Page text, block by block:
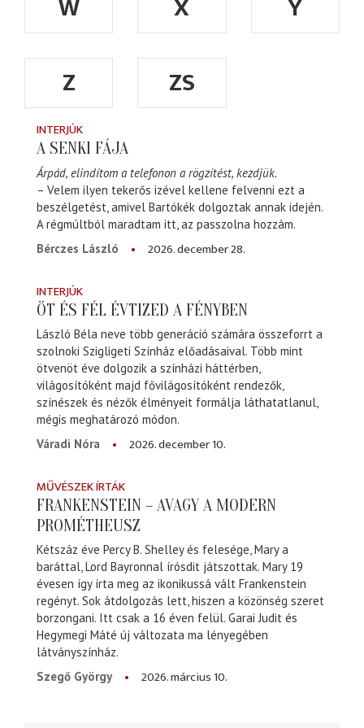
W X
Y
Z
ZS
INTERJÚK
A SENKI FÁJA
Árpád, elindítom a telefonon a rögzítést, kezdjük.
– Velem ilyen tekerős izével kellene felvenni ezt a
beszélgetést, amivel Bartókék dolgoztak annak idején.
A régmúltból maradtam itt, az passzolna hozzám.
Bérczes László
2026. december 28.
INTERJÚK
ÖT ÉS FÉL ÉVTIZED A FÉNYBEN
László Béla neve több generáció számára összeforrt a
szolnoki Szigligeti Színház előadásaival. Több mint
ötvenöt éve dolgozik a színházi háttérben,
világosítóként majd fővilágosítóként rendezők,
színészek és nézők élményeit formálja láthatatlanul,
mégis meghatározó módon.
Váradi Nóra
2026. december 10.
MŰVÉSZEK ÍRTÁK
FRANKENSTEIN – AVAGY A MODERN
PROMÉTHEUSZ
Kétszáz éve Percy B. Shelley és felesége, Mary a
baráttal, Lord Bayronnal írósdit játszottak. Mary 19
évesen így írta meg az ikonikussá vált Frankenstein
regényt. Sok átdolgozás lett, hiszen a közönség szeret
borzongani. Itt csak a 16 éven felül. Garai Judit és
Hegymegi Máté új változata ma lényegében
látványszínház.
Szegő György
2026. március 10.